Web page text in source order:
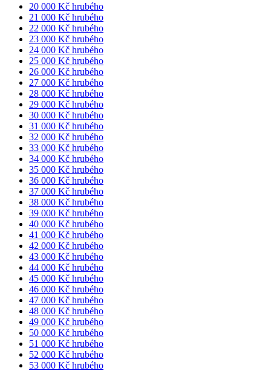
20 000 Kč hrubého
21 000 Kč hrubého
22 000 Kč hrubého
23 000 Kč hrubého
24 000 Kč hrubého
25 000 Kč hrubého
26 000 Kč hrubého
27 000 Kč hrubého
28 000 Kč hrubého
29 000 Kč hrubého
30 000 Kč hrubého
31 000 Kč hrubého
32 000 Kč hrubého
33 000 Kč hrubého
34 000 Kč hrubého
35 000 Kč hrubého
36 000 Kč hrubého
37 000 Kč hrubého
38 000 Kč hrubého
39 000 Kč hrubého
40 000 Kč hrubého
41 000 Kč hrubého
42 000 Kč hrubého
43 000 Kč hrubého
44 000 Kč hrubého
45 000 Kč hrubého
46 000 Kč hrubého
47 000 Kč hrubého
48 000 Kč hrubého
49 000 Kč hrubého
50 000 Kč hrubého
51 000 Kč hrubého
52 000 Kč hrubého
53 000 Kč hrubého